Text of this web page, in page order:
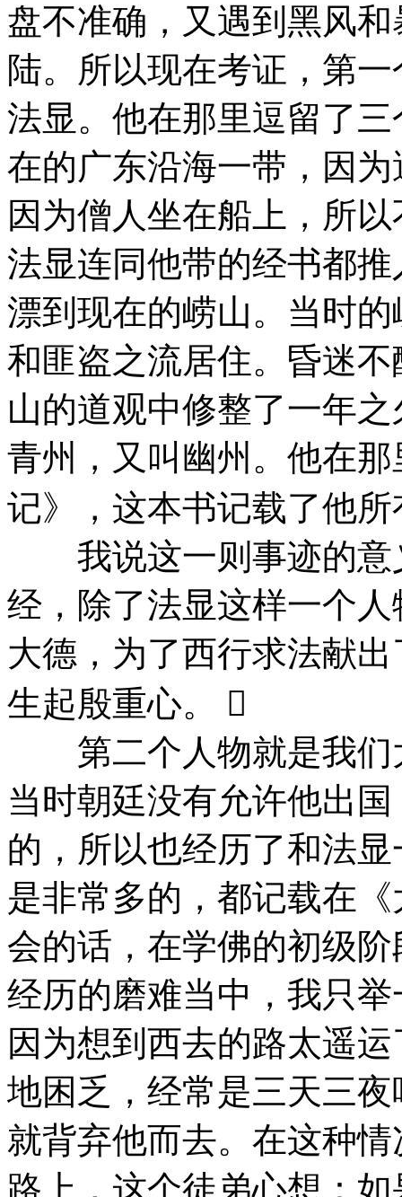
盘不准确，又遇到黑风
陆。所以现在考证，第
法显。他在那里逗留了
在的广东沿海一带，因
因为僧人坐在船上，所
法显连同他带的经书都
漂到现在的崂山。当时
和匪盗之流居住。昏迷
山的道观中修整了一年
青州，又叫幽州。他在
记》，这本书记载了他
我说这一则事迹的意
经，除了法显这样一个
大德，为了西行求法献
生起殷重心。 
第二个人物就是我们
当时朝廷没有允许他出
的，所以也经历了和法
是非常多的，都记载在
会的话，在学佛的初级
经历的磨难当中，我只
因为想到西去的路太遥
地困乏，经常是三天三
就背弃他而去。在这种
路上，这个徒弟心想：